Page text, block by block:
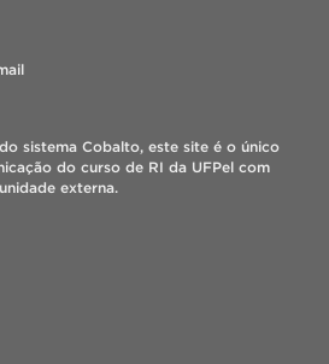
sistema Cobalto, este site é o único
do curso de RI da UFPel com
externa.